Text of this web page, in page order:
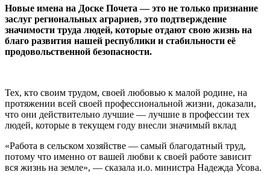
Новые имена на Доске Почета — это не только признание
заслуг региональных аграриев, это подтверждение
значимости труда людей, которые отдают свою жизнь на
благо развития нашей республики и стабильности еë
продовольственной безопасности.
Тех, кто своим трудом, своей любовью к малой родине, на
протяжении всей своей профессиональной жизни, доказали,
что они действительно лучшие — лучшие в профессии тех
людей, которые в текущем году внесли значимый вклад
«Работа в сельском хозяйстве — самый благодатный труд,
потому что именно от вашей любви к своей работе зависит
вся жизнь на земле», — сказала и.о. министра Надежда Усова.